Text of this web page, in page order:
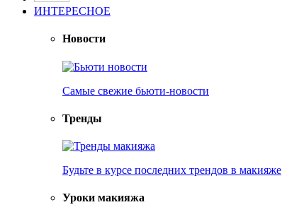
ИНТЕРЕСНОЕ
Новости
Самые свежие бьюти-новости
Тренды
Будьте в курсе последних трендов в макияже
Уроки макияжа